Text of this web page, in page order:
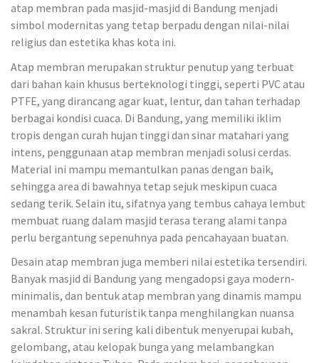
atap membran pada masjid-masjid di Bandung menjadi
simbol modernitas yang tetap berpadu dengan nilai-nilai
religius dan estetika khas kota ini.
Atap membran merupakan struktur penutup yang terbuat
dari bahan kain khusus berteknologi tinggi, seperti PVC atau
PTFE, yang dirancang agar kuat, lentur, dan tahan terhadap
berbagai kondisi cuaca. Di Bandung, yang memiliki iklim
tropis dengan curah hujan tinggi dan sinar matahari yang
intens, penggunaan atap membran menjadi solusi cerdas.
Material ini mampu memantulkan panas dengan baik,
sehingga area di bawahnya tetap sejuk meskipun cuaca
sedang terik. Selain itu, sifatnya yang tembus cahaya lembut
membuat ruang dalam masjid terasa terang alami tanpa
perlu bergantung sepenuhnya pada pencahayaan buatan.
Desain atap membran juga memberi nilai estetika tersendiri.
Banyak masjid di Bandung yang mengadopsi gaya modern-
minimalis, dan bentuk atap membran yang dinamis mampu
menambah kesan futuristik tanpa menghilangkan nuansa
sakral. Struktur ini sering kali dibentuk menyerupai kubah,
gelombang, atau kelopak bunga yang melambangkan